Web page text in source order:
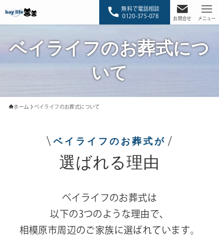
無料で電話相談
0120-375-078 お問合せ メニュー
ベイライフのお葬式につ
いて
ホーム ベイライフのお葬式について
ベイライフのお葬式が
選ばれる理由
ベイライフのお葬式は
以下の3つのような理由で、
相模原市周辺のご家族に選ばれています。